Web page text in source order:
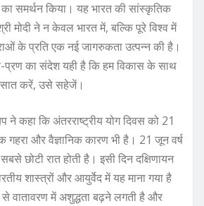
समर्थन किया। यह भारत की सांस्कृतिक
मोदी ने न केवल भारत में, बल्कि पूरे विश्व में
के प्रति एक नई जागरुकता उत्पन्न की है।
प्रण का संदेश यही है कि हम विकास के साथ
करें, उसे सहेजें।
कहा कि अंतरराष्ट्रीय योग दिवस को 21
और वैज्ञानिक कारण भी है। 21 जून वर्ष
छोटी रात होती है। इसी दिन दक्षिणायन
शास्त्रों और आयुर्वेद में यह माना गया है
से वातावरण में अशुद्धता बढ़ने लगती है और